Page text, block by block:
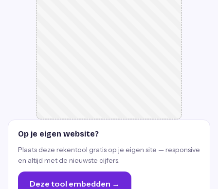
Op je eigen website?
Plaats deze rekentool gratis op je eigen site — responsive
en altijd met de nieuwste cijfers.
Deze tool embedden →